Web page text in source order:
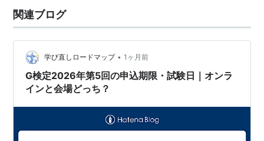
関連ブログ
学び直しロードマップ • 1ヶ月前
G検定2026年第5回の申込期限・試験日｜オンラ
インと会場どっち？